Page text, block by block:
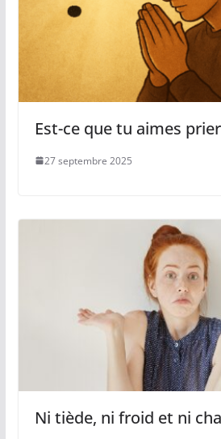
Est-ce que tu aimes
27 septembre 2025
Ni tiède, ni froid et ni